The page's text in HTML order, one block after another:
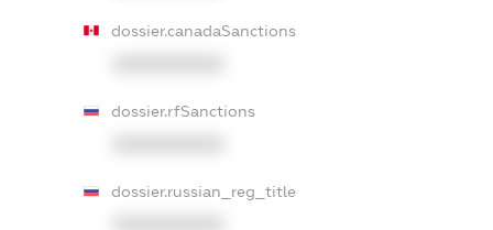
dossier.canadaSanctions
dossier.rfSanctions
dossier.russian_reg_title